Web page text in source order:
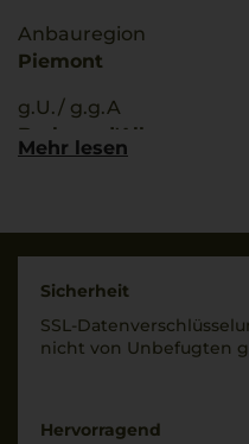
Anbauregion
Piemont
g.U./ g.g.A
Barbera d'Alba
Superiore
Denominazione Di
Origine Controllata
100% Barbera
Mehr lesen
Sicherheit
SSL-
nicht von Unbe­fugten
Hervorragend